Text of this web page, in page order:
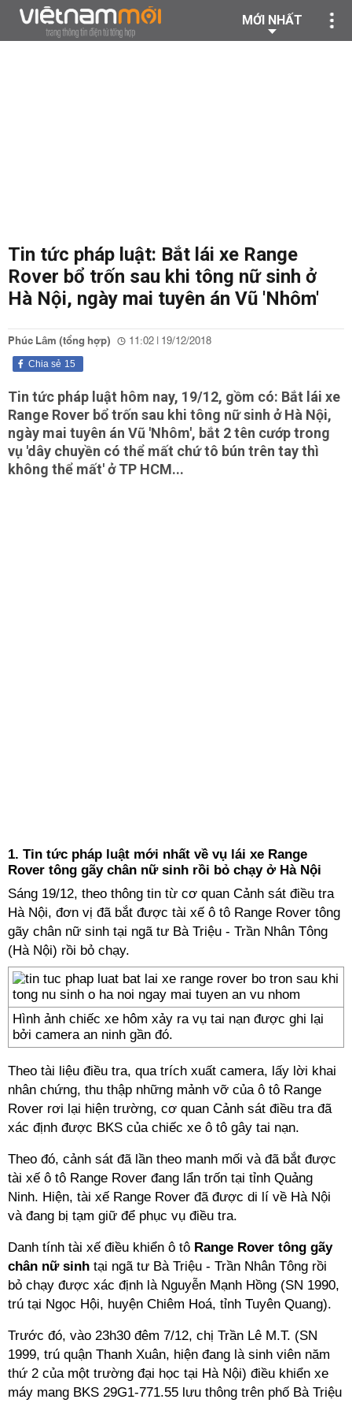
MỚI NHẤT
Tin tức pháp luật: Bắt lái xe Range
Rover bổ trốn sau khi tông nữ sinh ở
Hà Nội, ngày mai tuyên án Vũ 'Nhôm'
Phúc Lâm (tổng hợp) 11:02 | 19/12/2018
15
Chia sẻ
Tin tức pháp luật hôm nay, 19/12, gồm có: Bắt lái xe
Range Rover bổ trốn sau khi tông nữ sinh ở Hà Nội,
ngày mai tuyên án Vũ 'Nhôm', bắt 2 tên cướp trong
vụ 'dây chuyền có thể mất chứ tô bún trên tay thì
không thể mất' ở TP HCM...
1. Tin tức pháp luật mới nhất về vụ lái xe Range
Rover tông gãy chân nữ sinh rồi bỏ chạy ở Hà Nội
Sáng 19/12, theo thông tin từ cơ quan Cảnh sát điều tra
Hà Nội, đơn vị đã bắt được tài xế ô tô Range Rover tông
gãy chân nữ sinh tại ngã tư Bà Triệu - Trần Nhân Tông
(Hà Nội) rồi bỏ chạy.
Hình ảnh chiếc xe hôm xảy ra vụ tai nạn được ghi lại
bởi camera an ninh gần đó.
Theo tài liệu điều tra, qua trích xuất camera, lấy lời khai
nhân chứng, thu thập những mảnh vỡ của ô tô Range
Rover rơi lại hiện trường, cơ quan Cảnh sát điều tra đã
xác định được BKS của chiếc xe ô tô gây tai nạn.
Theo đó, cảnh sát đã lần theo manh mối và đã bắt được
tài xế ô tô Range Rover đang lẩn trốn tại tỉnh Quảng
Ninh. Hiện, tài xế Range Rover đã được di lí về Hà Nội
và đang bị tạm giữ để phục vụ điều tra.
Danh tính tài xế điều khiển ô tô Range Rover tông gãy
chân nữ sinh tại ngã tư Bà Triệu - Trần Nhân Tông rồi
bỏ chạy được xác định là Nguyễn Mạnh Hồng (SN 1990,
trú tại Ngọc Hội, huyện Chiêm Hoá, tỉnh Tuyên Quang).
Trước đó, vào 23h30 đêm 7/12, chị Trần Lê M.T. (SN
1999, trú quận Thanh Xuân, hiện đang là sinh viên năm
thứ 2 của một trường đại học tại Hà Nội) điều khiển xe
máy mang BKS 29G1-771.55 lưu thông trên phố Bà Triệu